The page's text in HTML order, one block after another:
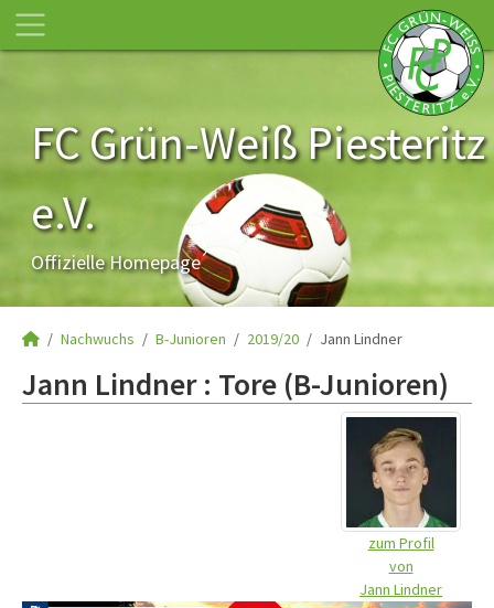
FC Grün-Weiß Piesteritz
e.V.
Offizielle Homepage
Nachwuchs B-Junioren 2019/20 Jann Lindner
Jann Lindner : Tore (B-Junioren)
zum Profil
von
Jann Lindner